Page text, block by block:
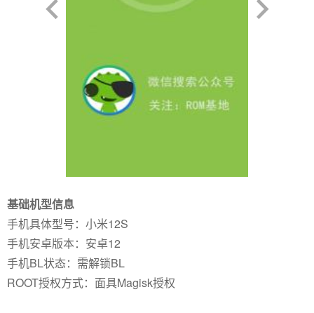
基础机型信息
手机具体型号：小米12S
手机安卓版本：安卓12
手机BL状态：需解锁BL
ROOT授权方式：面具Magisk授权